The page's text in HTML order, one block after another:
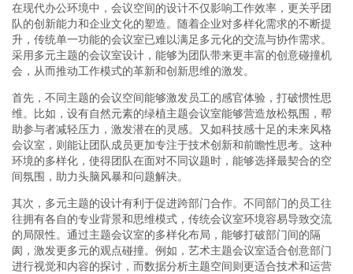
在现代办公环境中，会议空间的设计不仅影响工作效率，更关乎团
队的创新能力和企业文化的塑造。随着企业对多样化需求的不断提
升，传统单一功能的会议室已难以满足多元化的交流与协作需求。
采用多元主题的会议室设计，能够为团队带来更丰富的创意碰撞机
会，从而推动工作模式的革新和创新思维的激发。
首先，不同主题的会议空间能够激发员工的感官体验，打破惯性思
维。比如，设有自然元素的绿植主题会议室能够营造放松氛围，帮
助参与者减轻压力，激发潜在的灵感。又如科技感十足的未来风格
会议室，则能让团队成员更加专注于技术创新和前瞻性思考。这种
环境的多样化，使得团队在面对不同议题时，能够选择最契合的空
间氛围，助力头脑风暴和问题解决。
其次，多元主题的设计有利于促进跨部门合作。不同部门的员工往
往拥有各自的专业背景和思维模式，传统会议室环境容易导致交流
的局限性。通过主题会议室的多样化布局，能够打破部门间的隔
阂，激发更多元的观点碰撞。例如，艺术主题会议室适合创意部门
进行视觉和内容的探讨，而数据分析主题空间则更适合技术和运营